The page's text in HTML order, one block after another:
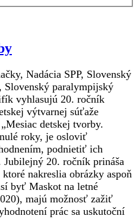
Nadácia SPP, Slovenský
Slovenský paralympijský
vyhlasujú 20. ročník
výtvarnej súťaže
detskej tvorby.
roky, je osloviť
podnietiť ich
20. ročník prináša
nakreslia obrázky aspoň
byť Maskot na letné
majú možnosť zažiť
prác sa uskutoční